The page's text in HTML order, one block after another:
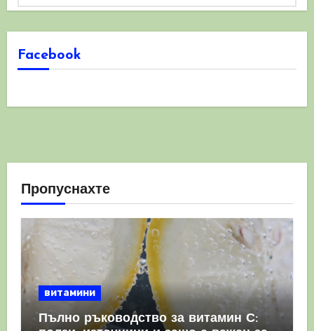
Facebook
Пропуснахте
витамини
Пълно ръководство за витамин С: